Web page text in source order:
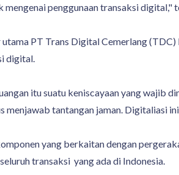
mengenai penggunaan transaksi digital,"
PT Trans Digital Cemerlang
digital.
itu suatu keniscayaan yang wajib
menjawab tantangan jaman. Digitaliasi
yang berkaitan dengan
transaksi yang ada di Indonesia.